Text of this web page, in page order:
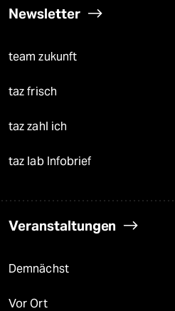
Newsletter
team zukunft
taz frisch
taz zahl ich
taz lab Infobrief
Veranstaltungen
Demnächst
Vor Ort